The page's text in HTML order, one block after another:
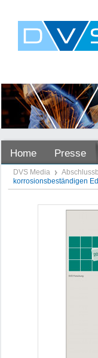
Home Presse
DVS Media
korrosionsbeständigen